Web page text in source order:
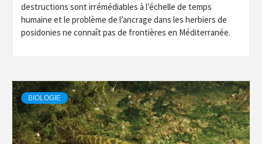
destructions sont irrémédiables à l’échelle de temps
humaine et le problème de l’ancrage dans les herbiers de
posidonies ne connaît pas de frontières en Méditerranée.
BIOLOGIE